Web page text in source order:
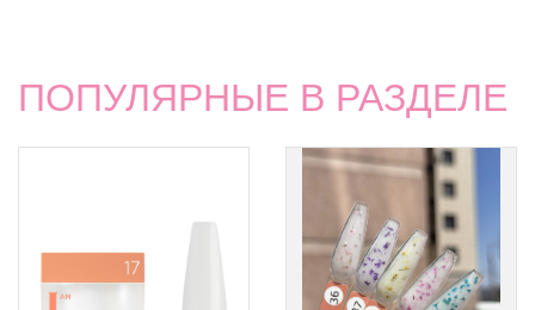
ПОПУЛЯРНЫЕ В РАЗДЕЛЕ